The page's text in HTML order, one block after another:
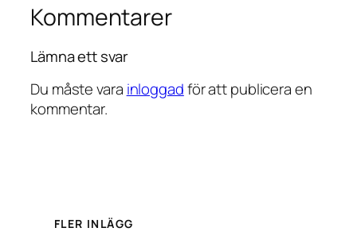
Kommentarer
Lämna ett svar
Du måste vara inloggadför att publicera en
kommentar.
FLER INLÄGG